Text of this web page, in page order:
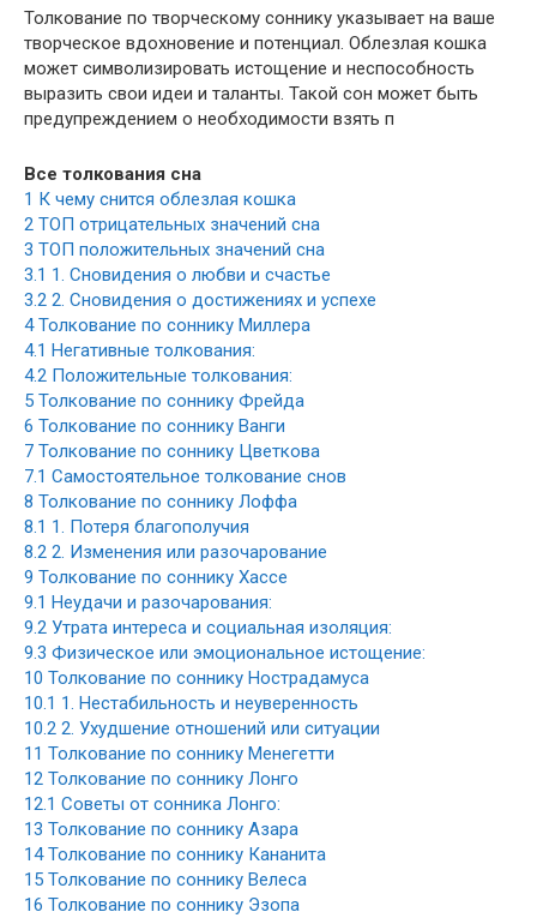
Толкование по творческому соннику указывает на ваше
творческое вдохновение и потенциал. Облезлая кошка
может символизировать истощение и неспособность
выразить свои идеи и таланты. Такой сон может быть
предупреждением о необходимости взять п
Все толкования сна
1 К чему снится облезлая кошка
2 ТОП отрицательных значений сна
3 ТОП положительных значений сна
3.1 1. Сновидения о любви и счастье
3.2 2. Сновидения о достижениях и успехе
4 Толкование по соннику Миллера
4.1 Негативные толкования:
4.2 Положительные толкования:
5 Толкование по соннику Фрейда
6 Толкование по соннику Ванги
7 Толкование по соннику Цветкова
7.1 Самостоятельное толкование снов
8 Толкование по соннику Лоффа
8.1 1. Потеря благополучия
8.2 2. Изменения или разочарование
9 Толкование по соннику Хассе
9.1 Неудачи и разочарования:
9.2 Утрата интереса и социальная изоляция:
9.3 Физическое или эмоциональное истощение:
10 Толкование по соннику Нострадамуса
10.1 1. Нестабильность и неуверенность
10.2 2. Ухудшение отношений или ситуации
11 Толкование по соннику Менегетти
12 Толкование по соннику Лонго
12.1 Советы от сонника Лонго:
13 Толкование по соннику Азара
14 Толкование по соннику Кананита
15 Толкование по соннику Велеса
16 Толкование по соннику Эзопа